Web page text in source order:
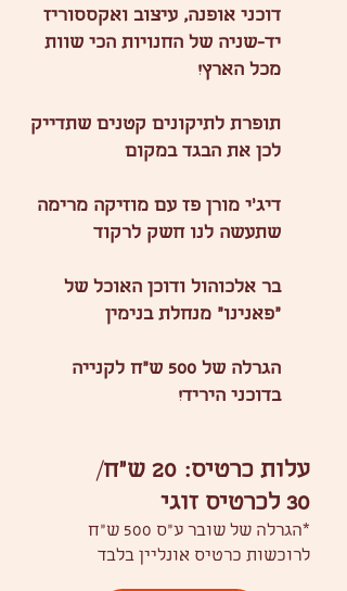
​דוכני אופנה, עיצוב ואקססוריז
יד-שניה של החנויות הכי שוות
מכל הארץ!
תופרת לתיקונים קטנים שתדייק
לכן את הבגד במקום
דיג׳י מורן פז עם מוזיקה מרימה
שתעשה לנו חשק לרקוד
בר אלכוהול ודוכן האוכל של
״פאנינו״ מנחלת בנימין
הגרלה של 500 ש״ח לקנייה
בדוכני היריד!
עלות כרטיס: 20 ש״ח
​/
30 לכרטיס זוגי
*הגרלה של שובר ע״ס 500 ש״ח
לרוכשות כרטיס אונליין בלבד